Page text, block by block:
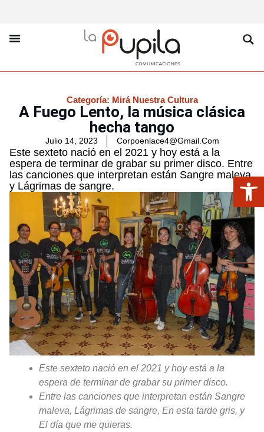
Categoría: Mirá Nuestra Cultura
A Fuego Lento, la música clásica
hecha tango
Julio 14, 2023 Corpoenlace4@gmail.com
Este sexteto nació en el 2021 y hoy está a la
espera de terminar de grabar su primer disco. Entre
las canciones que interpretan están Sangre maleva
y Lágrimas de sangre.
Este sexteto nació en el 2021 y hoy está a la
espera de terminar de grabar su primer disco.
Entre las canciones que interpretan están Sangre
maleva, Lágrimas de sangre, En esta tarde gris, y
El día que me quieras.
Abrir